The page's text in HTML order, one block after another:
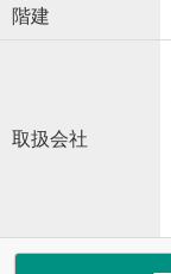
階建
取扱会社